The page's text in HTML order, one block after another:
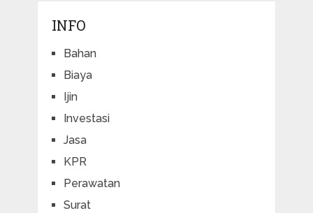
INFO
Bahan
Biaya
Ijin
Investasi
Jasa
KPR
Perawatan
Surat